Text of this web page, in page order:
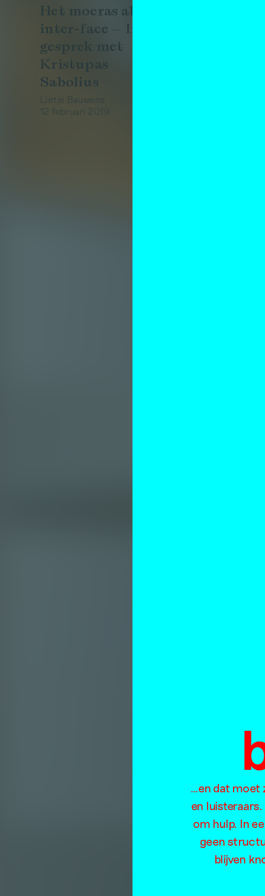
…en dat moet
en
om hulp. In
geen
blijven
Het moeras als
inter-face – In
gesprek met
Kristupas
Sabolius
Lietje Bauwens
12 februari 2019